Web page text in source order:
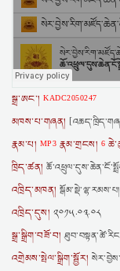
སྒྲ་ཨང་།KADC2050247
མཁས་པ་གཞན།
རྣམ་པ། MP3 རྣམ་གྲངས། 6
ཁྲིད་ཚན།
འཁྲིད་མཁན།སྒོམ་སྡེ་ལྷ་རམས་པ།
འཁྲིད་དུས། ༢༠༡༥.༠༣.༠༨
སྒྲ་སྒྲིག་བཟོ་བ།
འགྲེམས་སྤེལ་སྒྲིག་སྦྱོར།